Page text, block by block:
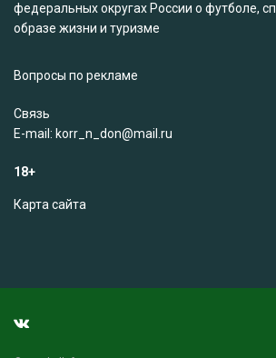
федеральных округах России о футболе,
образе жизни и туризме
Вопросы по рекламе
Связь
Е-mail: korr_n_don@mail.ru
18+
Карта сайта